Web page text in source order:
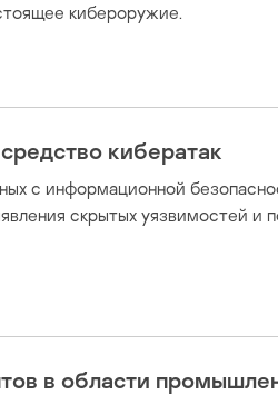
кибероружие.
кибератак
с информационной
скрытых уязвимостей и
в области